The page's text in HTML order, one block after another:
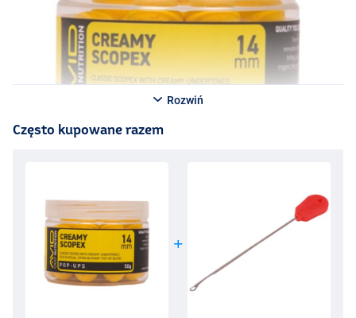
Rozwiń
Często kupowane razem